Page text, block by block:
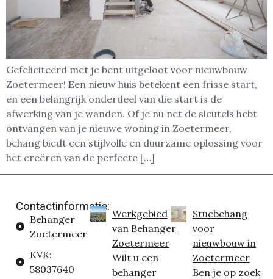
Gefeliciteerd met je bent uitgeloot voor nieuwbouw
Zoetermeer! Een nieuw huis betekent een frisse start,
en een belangrijk onderdeel van die start is de
afwerking van je wanden. Of je nu net de sleutels hebt
ontvangen van je nieuwe woning in Zoetermeer,
behang biedt een stijlvolle en duurzame oplossing voor
het creëren van de perfecte […]
Contactinformatie:
Behanger
Zoetermeer
KVK:
58037640
Werkgebied
van Behanger
Zoetermeer
Wilt u een
behanger
Stucbehang
voor
nieuwbouw in
Zoetermeer
Ben je op zoek